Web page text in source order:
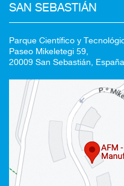
SAN SEBASTIÁN
Parque Científico y
Paseo Mikeletegi 59,
20009 San Sebastián, España.